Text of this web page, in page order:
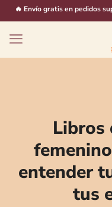
🔥 Envío gratis en pedidos
Libros
entender
tus